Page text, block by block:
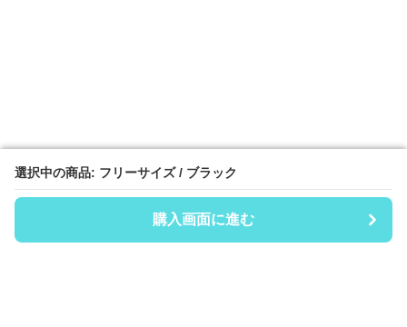
選択中の商品: フリーサイズ / ブラック
購入画面に進む
選択中の商品: フリーサイズ / ブラック
購入画面に進む